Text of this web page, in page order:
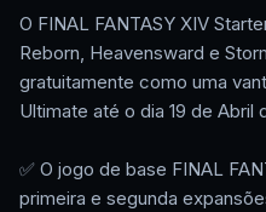
O FINAL FANTASY XIV
Reborn, Heavensward e
gratuitamente como uma
Ultimate até o dia 19 de Abril
✅ O jogo de base FINAL
primeira e segunda